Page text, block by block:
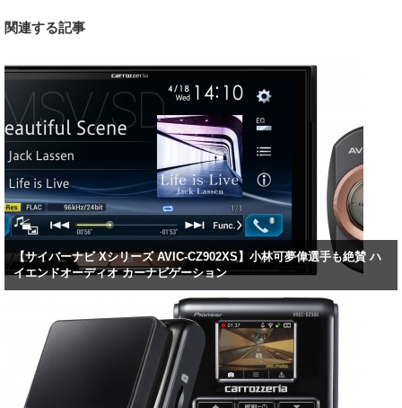
関連する記事
【サイバーナビ Xシリーズ AVIC-CZ902XS】小林可夢偉選手も絶賛 ハ
イエンドオーディオ カーナビゲーション